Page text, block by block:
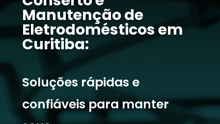
Manutenção de
Eletrodomésticos em
Curitiba:
Soluções rápidas e
confiáveis para manter